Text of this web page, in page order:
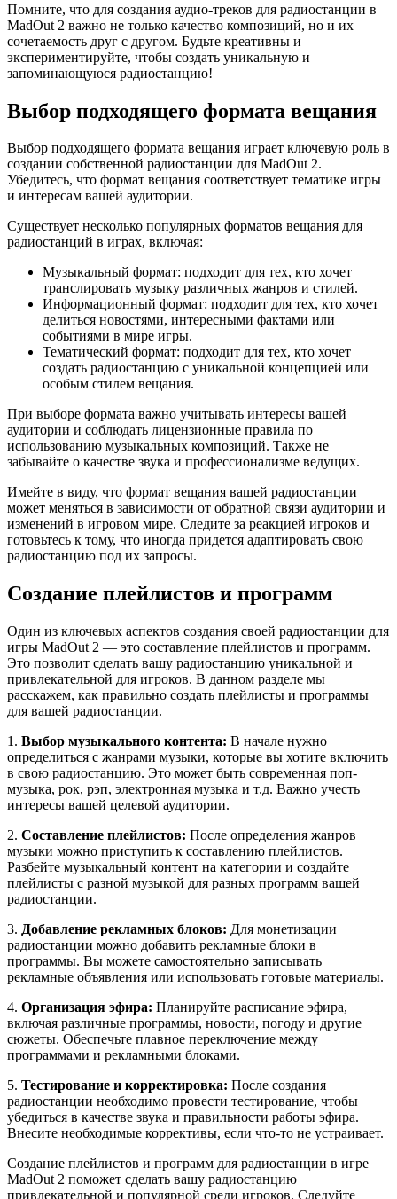
Помните, что для создания аудио-треков для радиостанции в
MadOut 2 важно не только качество композиций, но и их
сочетаемость друг с другом. Будьте креативны и
экспериментируйте, чтобы создать уникальную и
запоминающуюся радиостанцию!
Выбор подходящего формата вещания
Выбор подходящего формата вещания играет ключевую роль в
создании собственной радиостанции для MadOut 2.
Убедитесь, что формат вещания соответствует тематике игры
и интересам вашей аудитории.
Существует несколько популярных форматов вещания для
радиостанций в играх, включая:
Музыкальный формат: подходит для тех, кто хочет
транслировать музыку различных жанров и стилей.
Информационный формат: подходит для тех, кто хочет
делиться новостями, интересными фактами или
событиями в мире игры.
Тематический формат: подходит для тех, кто хочет
создать радиостанцию с уникальной концепцией или
особым стилем вещания.
При выборе формата важно учитывать интересы вашей
аудитории и соблюдать лицензионные правила по
использованию музыкальных композиций. Также не
забывайте о качестве звука и профессионализме ведущих.
Имейте в виду, что формат вещания вашей радиостанции
может меняться в зависимости от обратной связи аудитории и
изменений в игровом мире. Следите за реакцией игроков и
готовьтесь к тому, что иногда придется адаптировать свою
радиостанцию под их запросы.
Создание плейлистов и программ
Один из ключевых аспектов создания своей радиостанции для
игры MadOut 2 — это составление плейлистов и программ.
Это позволит сделать вашу радиостанцию уникальной и
привлекательной для игроков. В данном разделе мы
расскажем, как правильно создать плейлисты и программы
для вашей радиостанции.
1. Выбор музыкального контента: В начале нужно
определиться с жанрами музыки, которые вы хотите включить
в свою радиостанцию. Это может быть современная поп-
музыка, рок, рэп, электронная музыка и т.д. Важно учесть
интересы вашей целевой аудитории.
2. Составление плейлистов: После определения жанров
музыки можно приступить к составлению плейлистов.
Разбейте музыкальный контент на категории и создайте
плейлисты с разной музыкой для разных программ вашей
радиостанции.
3. Добавление рекламных блоков: Для монетизации
радиостанции можно добавить рекламные блоки в
программы. Вы можете самостоятельно записывать
рекламные объявления или использовать готовые материалы.
4. Организация эфира: Планируйте расписание эфира,
включая различные программы, новости, погоду и другие
сюжеты. Обеспечьте плавное переключение между
программами и рекламными блоками.
5. Тестирование и корректировка: После создания
радиостанции необходимо провести тестирование, чтобы
убедиться в качестве звука и правильности работы эфира.
Внесите необходимые коррективы, если что-то не устраивает.
Создание плейлистов и программ для радиостанции в игре
MadOut 2 поможет сделать вашу радиостанцию
привлекательной и популярной среди игроков. Следуйте